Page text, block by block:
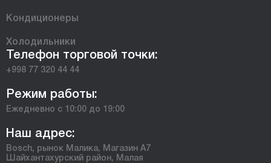
Кондиционеры
Холодильники
Телефон торговой точки:
+998 77 320 44 44
Режим работы:
Ежедневно с 10:00 до 19:00
Наш адрес:
Bosch, рынок Малика, Магазин А7
Шайхантахурский район, Малая